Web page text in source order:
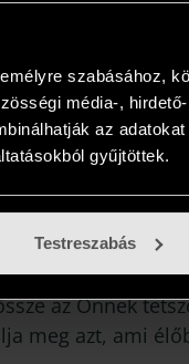
szabásához,
média-,
az
gyűjtöttek.
Testreszabás
elnyerte tetszését
az otthonában, a
az új kedvencét,
azt! Több is
az Önnek
meg azt, ami